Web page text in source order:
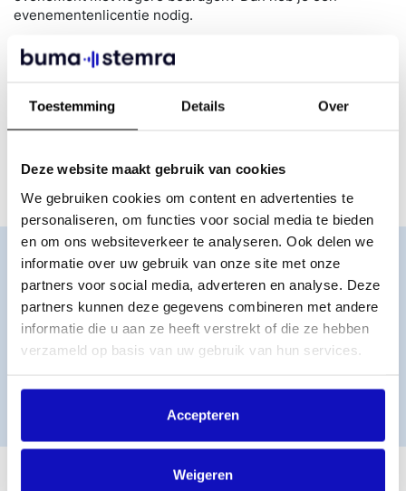
Toestemming Details Over
Deze website maakt gebruik van cookies
We gebruiken cookies om content en advertenties te
personaliseren, om functies voor social media te bieden
en om ons websiteverkeer te analyseren. Ook delen we
informatie over uw gebruik van onze site met onze
partners voor social media, adverteren en analyse. Deze
partners kunnen deze gegevens combineren met andere
informatie die u aan ze heeft verstrekt of die ze hebben
verzameld op basis van uw gebruik van hun services.
Accepteren
Weigeren
evenementenlicentie nodig.
Valt jouw bijeenkomst of evenement wel binnen deze
bedragen? Vraag dan een licentie aan via SCAN – het
Vraag een licentie aan via SCAN
Vraag een evenementenlicentie aan
Belangrijk:De licentie voor poppodia en welzijnswerk
is bedoeld voor evenementen waarvan de
toegangsprijs lager is dan € 25,- en de gages of
uitkoopsom van de uitvoerenden lager dan € 1.000,-
(beiden exclusief btw). Organiseer je een evenement
evenementenlicentie nodig.